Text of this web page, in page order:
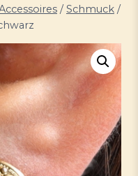
/ Schmuck /